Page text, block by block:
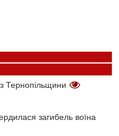
Тернопільщини
загибель воїна